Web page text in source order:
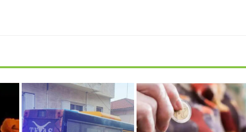
8
Αίγιο - Αχαΐα
Τραγωδία στο Αίγιο: Κατέληξε
ο οδηγός του αστικού
λεωφορείου που έχασε τον
έλεγχο του οχήματος
Κοινωνία
Νέες αυξήσεις στις συντάξεις
μέσα στο 2027 – Ποιοι θα είναι
οι δικαιούχοι